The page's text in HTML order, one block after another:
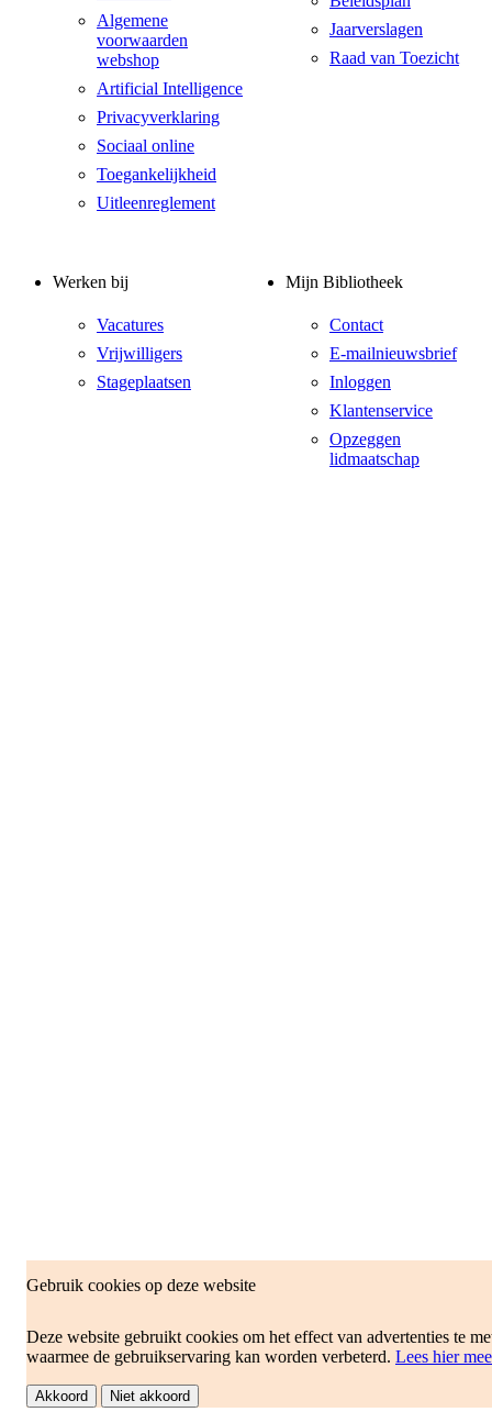
Gebruik cookies op deze website
Deze website gebruikt cookies om het effect van advertenties te
waarmee de gebruikservaring kan worden verbeterd. Lees hier
Akkoord Niet akkoord
Algemene
voorwaarden
webshop
Artificial Intelligence
Privacyverklaring
Sociaal online
Toegankelijkheid
Uitleenreglement
Jaarverslagen
Raad van Toezicht
Werken bij
Vacatures
Vrijwilligers
Stageplaatsen
Mijn Bibliotheek
Contact
E-mailnieuwsbrief
Inloggen
Klantenservice
Opzeggen
lidmaatschap